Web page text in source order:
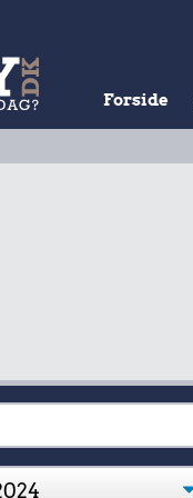
Forside